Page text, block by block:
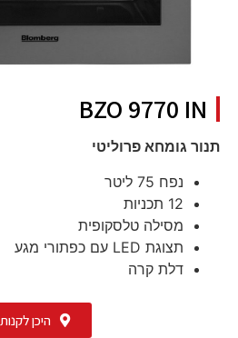
BZO 9770 IN
תנור גומחא פרוליטי
נפח 75 ליטר
12 תכניות
מסילה טלסקופית
תצוגת LED עם כפתורי מגע
דלת קרה
היכן לקנות